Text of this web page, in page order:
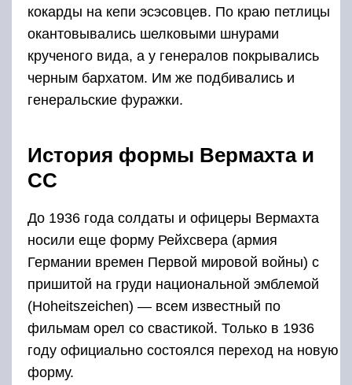
кокарды на кепи эсэсовцев. По краю петлицы
окантовывались шелковыми шнурами
крученого вида, а у генералов покрывались
черным бархатом. Им же подбивались и
генеральские фуражки.
История формы Вермахта и
СС
До 1936 года солдаты и офицеры Вермахта
носили еще форму Рейхсвера (армия
Германии времен Первой мировой войны) с
пришитой на груди национальной эмблемой
(Hoheitszeichen) — всем известный по
фильмам орел со свастикой. Только в 1936
году официально состоялся переход на новую
форму.